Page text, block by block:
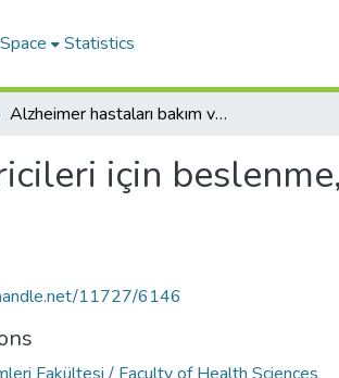
Statistics
Alzheimer hastaları bakım vericileri için beslenme, fiziksel aktivite ve iletişim rehberi
için
11727/6146